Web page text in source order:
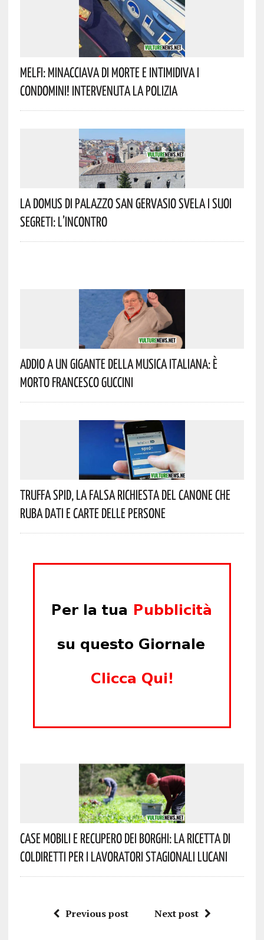
Melfi: Minacciava Di Morte E Intimidiva I
Condomini! Intervenuta La Polizia
La Domus Di Palazzo San Gervasio Svela I Suoi
Segreti: L’incontro
Addio A Un Gigante Della Musica Italiana: È
Morto Francesco Guccini
Truffa Spid, La Falsa Richiesta Del Canone Che
Ruba Dati E Carte Delle Persone
Case Mobili E Recupero Dei Borghi: La Ricetta Di
Coldiretti Per I Lavoratori Stagionali Lucani
Previous post Next post